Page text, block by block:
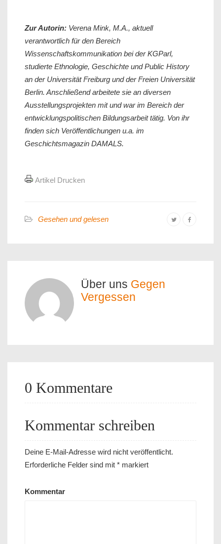
Zur Autorin: Verena Mink, M.A., aktuell
verantwortlich für den Bereich
Wissenschaftskommunikation bei der KGParl,
studierte Ethnologie, Geschichte und Public History
an der Universität Freiburg und der Freien Universität
Berlin. Anschließend arbeitete sie an diversen
Ausstellungsprojekten mit und war im Bereich der
entwicklungspolitischen Bildungsarbeit tätig. Von ihr
finden sich Veröffentlichungen u.a. im
Geschichtsmagazin DAMALS.
Artikel Drucken
Gesehen und gelesen
Über uns Gegen
Vergessen
0 Kommentare
Kommentar schreiben
Deine E-Mail-Adresse wird nicht veröffentlicht.
Erforderliche Felder sind mit * markiert
Kommentar